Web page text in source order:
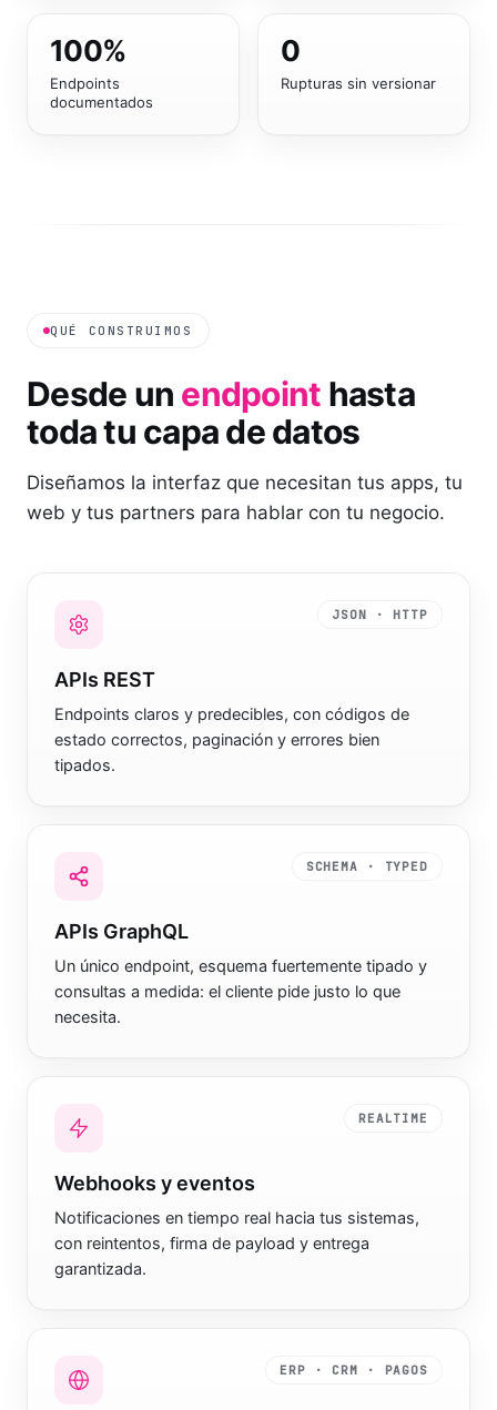
100%
Endpoints
documentados
0
Rupturas sin versionar
QUÉ CONSTRUIMOS
Desde un endpoint hasta
toda tu capa de datos
Diseñamos la interfaz que necesitan tus apps, tu
web y tus partners para hablar con tu negocio.
JSON · HTTP
APIs REST
Endpoints claros y predecibles, con códigos de
estado correctos, paginación y errores bien
tipados.
SCHEMA · TYPED
APIs GraphQL
Un único endpoint, esquema fuertemente tipado y
consultas a medida: el cliente pide justo lo que
necesita.
REALTIME
Webhooks y eventos
Notificaciones en tiempo real hacia tus sistemas,
con reintentos, firma de payload y entrega
garantizada.
ERP · CRM · PAGOS